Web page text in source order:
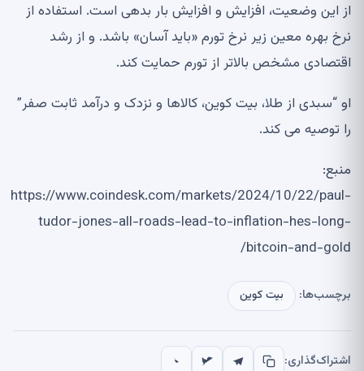
از این وضعیت، افزایش و افزایش بار بدهی است. استفاده از
نرخ بهره معین زیر نرخ تورم «باید آسان» باشد. و از رشد
اقتصادی مشخص بالاتر از تورم حمایت کند.
او “سبدی از طلا، بیت کوین، کالاها و نزدک و درآمد ثابت صفر”
را توصیه می کند.
منبع:
https://www.coindesk.com/markets/2024/10/22/paul-
tudor-jones-all-roads-lead-to-inflation-hes-long-
bitcoin-and-gold/
برچسب‌ها: بیت کوین
اشتراک‌گذاری: